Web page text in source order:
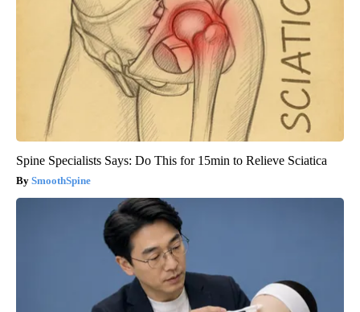
Spine Specialists Says: Do This for 15min to Relieve Sciatica
SmoothSpine